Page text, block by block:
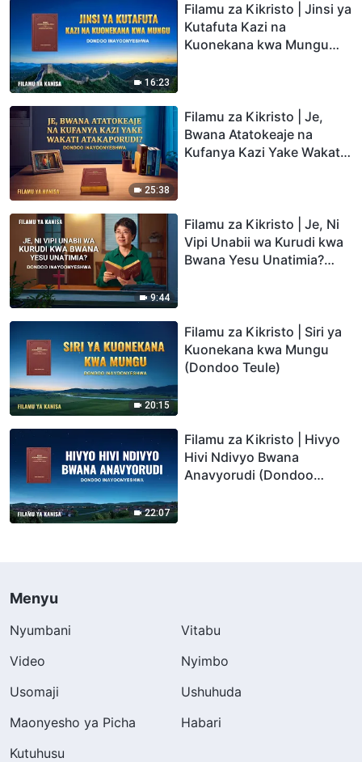
16:23
Filamu za Kikristo | Jinsi ya
Kutafuta Kazi na
Kuonekana kwa Mungu
25:38
Filamu za Kikristo | Je,
Bwana Atatokeaje na
Kufanya Kazi Yake Wakati
9:44
Filamu za Kikristo | Je, Ni
Vipi Unabii wa Kurudi kwa
Bwana Yesu Unatimia?
20:15
Filamu za Kikristo | Siri ya
Kuonekana kwa Mungu
(Dondoo Teule)
22:07
Filamu za Kikristo | Hivyo
Hivi Ndivyo Bwana
Anavyorudi (Dondoo
Menyu
Nyumbani
Vitabu
Video
Nyimbo
Usomaji
Ushuhuda
Maonyesho ya Picha
Habari
Kutuhusu